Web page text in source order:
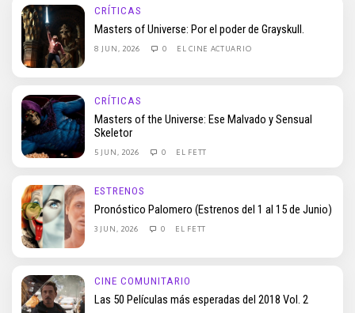
CRÍTICAS
Masters of Universe: Por el poder de Grayskull.
8 JUN, 2026 0 EL CINE ACTUARIO
CRÍTICAS
Masters of the Universe: Ese Malvado y Sensual
Skeletor
5 JUN, 2026 0 EL FETT
ESTRENOS
Pronóstico Palomero (Estrenos del 1 al 15 de Junio)
3 JUN, 2026 0 EL FETT
CINE COMUNITARIO
Las 50 Películas más esperadas del 2018 Vol. 2